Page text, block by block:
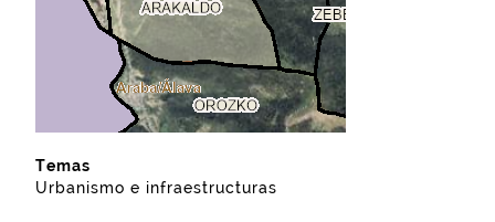
Temas
Urbanismo e infraestructuras